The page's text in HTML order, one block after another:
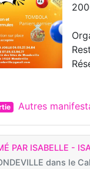
Autres
PAR ISABELLE -
dans le